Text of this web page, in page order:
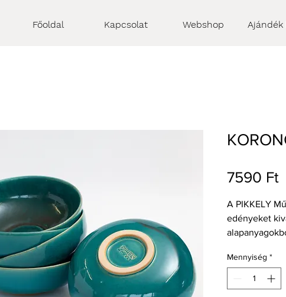
Főoldal Kapcsolat Webshop Ajándék
7590 Ft
A PIKKELY
edényeket
felülettel
A finom, de
Mennyiség *